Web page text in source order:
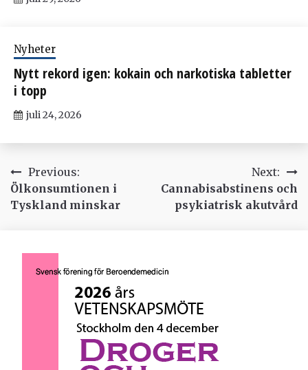
Nyheter
Nytt rekord igen: kokain och narkotiska tabletter
i topp
juli 24, 2026
Inläggsnavigering
Previous:
Ölkonsumtionen i
Tyskland minskar
Next:
Cannabisabstinens och
psykiatrisk akutvård